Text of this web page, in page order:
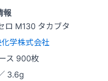
報
ロ M130 タカブタ
学株式会社
ス 900枚
3.6g